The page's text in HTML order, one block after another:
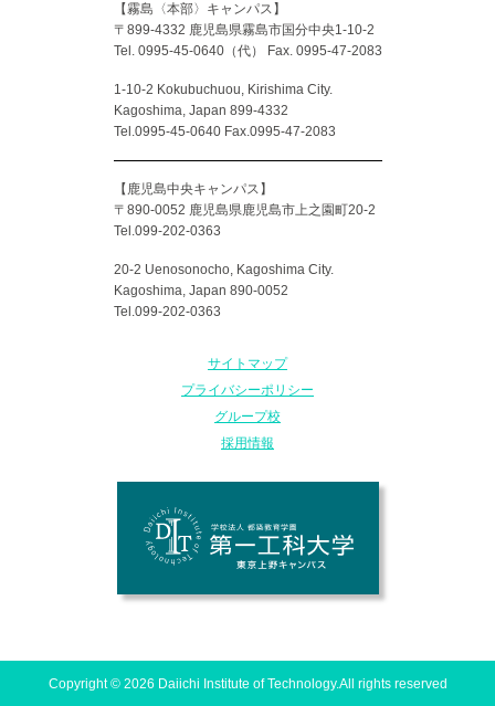
【霧島〈本部〉キャンパス】
〒899-4332 鹿児島県霧島市国分中央1-10-2
Tel. 0995-45-0640（代）
Fax. 0995-47-2083
1-10-2 Kokubuchuou, Kirishima City.
Kagoshima, Japan 899-4332
Tel.0995-45-0640 Fax.0995-47-2083
【鹿児島中央キャンパス】
〒890-0052 鹿児島県鹿児島市上之園町20-2
Tel.099-202-0363
20-2 Uenosonocho, Kagoshima City.
Kagoshima, Japan 890-0052
Tel.099-202-0363
サイトマップ
プライバシーポリシー
グループ校
採用情報
Copyright © 2026 Daiichi Institute of Technology.All rights reserved